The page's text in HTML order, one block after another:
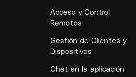
Acceso y Control
Remotos
Gestión de Clientes y
Dispositivos
Chat en la aplicación